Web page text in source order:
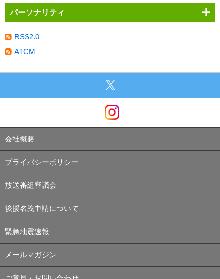
パーソナリティ
RSS2.0
ATOM
会社概要
プライバシーポリシー
放送番組審議会
後援名義申請について
緊急地震速報
メールマガジン